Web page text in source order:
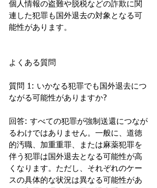
個人情報の盗難や脱税などの詐欺に関
連した犯罪も国外退去の対象となる可
能性があります。
よくある質問
質問 1: いかなる犯罪でも国外退去につ
ながる可能性がありますか?
回答: すべての犯罪が強制送還につなが
るわけではありません。一般に、道徳
的汚職、加重重罪、または麻薬犯罪を
伴う犯罪は国外退去となる可能性が高
くなります。ただし、それぞれのケー
スの具体的な状況は異なる可能性があ